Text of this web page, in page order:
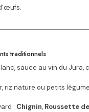
traditionnels
sauce au vin du Jura,
riz nature ou petits
: Chignin, Roussette